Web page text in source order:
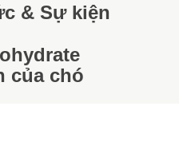
& Sự kiện
của chó